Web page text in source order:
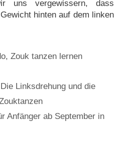
uns vergewissern, dass
hinten auf dem linken
,Zouk tanzen lernen
Linksdrehung und die
Anfänger ab September in